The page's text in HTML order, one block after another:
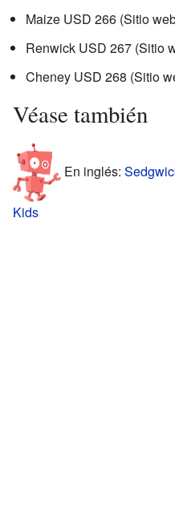
Maize USD 266 (Sitio
Renwick USD 267 (Sitio
Cheney USD 268 (Sitio
Véase también
En inglés:
Kids